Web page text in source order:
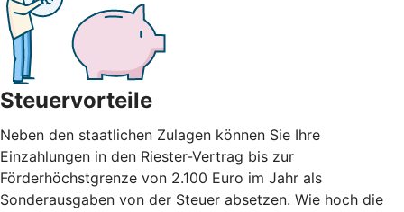
Steuervorteile
Neben den staatlichen Zulagen können Sie Ihre
Einzahlungen in den Riester-Vertrag bis zur
Förderhöchstgrenze von 2.100 Euro im Jahr als
Sonderausgaben von der Steuer absetzen. Wie hoch die